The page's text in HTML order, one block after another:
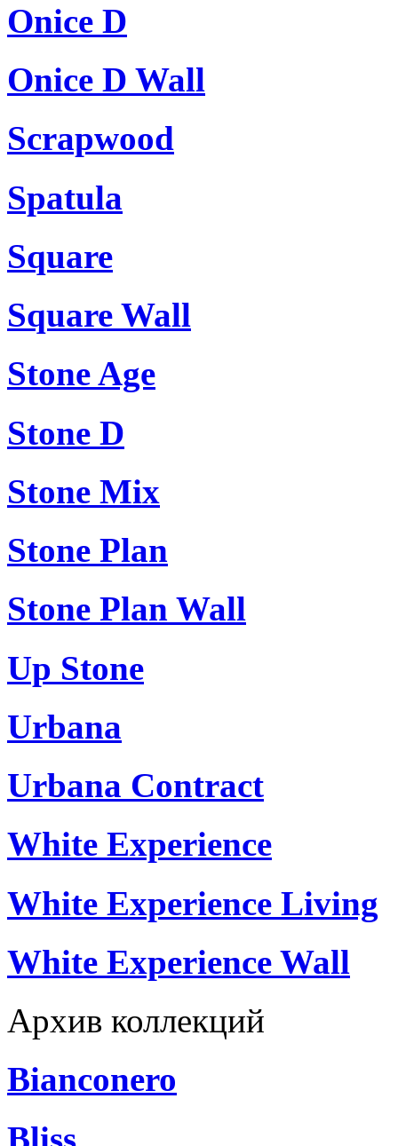
Onice D
Onice D Wall
Scrapwood
Spatula
Square
Square Wall
Stone Age
Stone D
Stone Mix
Stone Plan
Stone Plan Wall
Up Stone
Urbana
Urbana Contract
White Experience
White Experience Living
White Experience Wall
Архив коллекций
Bianconero
Bliss